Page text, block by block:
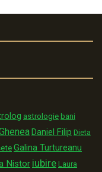
astrologie bani
Daniel Filip Dieta
Galina Turtureanu
Nistor iubire Laura